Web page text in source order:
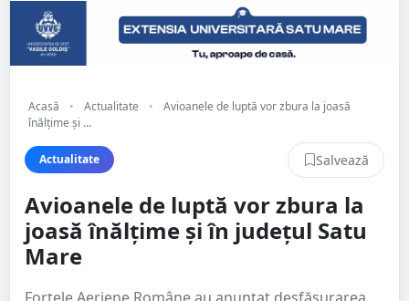
Acasă • Actualitate •
Avioanele de luptă vor zbura la joasă
înălțime și ...
Actualitate Salvează
Avioanele de luptă vor zbura la
joasă înălțime și în județul Satu
Mare
Forțele Aeriene Române au anunțat desfășurarea